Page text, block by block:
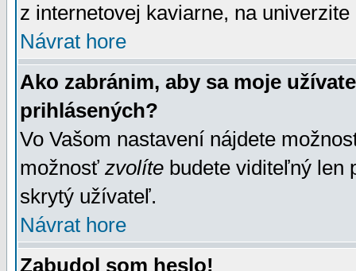
z internetovej kaviarne, na univerzite
Návrat hore
Ako zabránim, aby sa moje
prihlásených?
Vo Vašom nastavení nájdete
možnosť zvolíte budete viditeľný len
skrytý užívateľ.
Návrat hore
Zabudol som heslo!